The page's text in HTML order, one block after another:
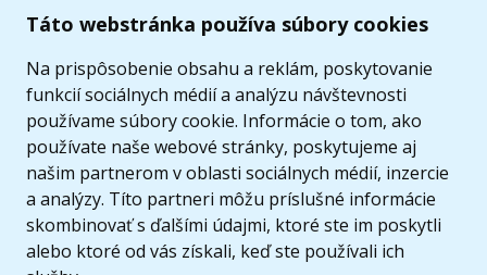
Táto webstránka používa súbory cookies
Na prispôsobenie obsahu a reklám, poskytovanie
funkcií sociálnych médií a analýzu návštevnosti
používame súbory cookie. Informácie o tom, ako
používate naše webové stránky, poskytujeme aj
našim partnerom v oblasti sociálnych médií, inzercie
a analýzy. Títo partneri môžu príslušné informácie
skombinovať s ďalšími údajmi, ktoré ste im poskytli
alebo ktoré od vás získali, keď ste používali ich